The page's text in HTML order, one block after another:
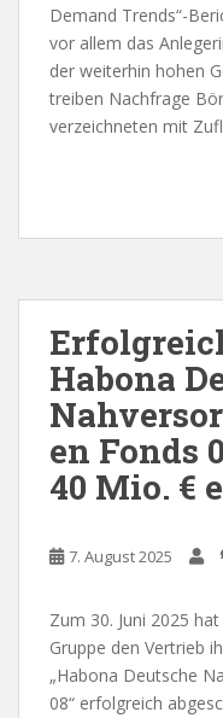
Demand Trends“-
vor allem das
der weiterhin hohen
treiben Nachfrage
verzeichneten mit
Habona
en Fonds
40 Mio. €
7. August 2025
Zum 30. Juni 2025
Gruppe den Vertrieb
„Habona Deutsche
08“ erfolgreich